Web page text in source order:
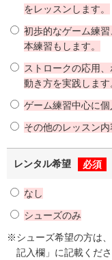
をレッスンします。
初歩的なゲーム練
本練習もします。
ストロークの応用
動き方を実践します
ゲーム練習中心に個
その他のレッスン内
レンタル希望 必須
なし
シューズのみ
シューズ希望の方は
記入欄」に記載くださ